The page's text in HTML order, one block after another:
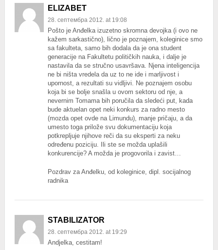
ELIZABET
28. септембра 2012. at 19:08
Pošto je Anđelka izuzetno skromna devojka (i ovo ne
kažem sarkastično), lično je poznajem, koleginice smo
sa fakulteta, samo bih dodala da je ona student
generacije na Fakultetu političkih nauka, i dalje je
nastavila da se stručno usavršava. Njena inteligencija
ne bi ništa vredela da uz to ne ide i marljivost i
upornost, a rezultati su vidljivi. Ne poznajem osobu
koja bi se bolje snašla u ovom sektoru od nje, a
nevernim Tomama bih poručila da sledeći put, kada
bude aktuelan opet neki konkurs za radno mesto
(mozda opet ovde na Limundu), manje pričaju, a da
umesto toga prilože svu dokumentaciju koja
potkrepljuje njihove reči da su eksperti za neku
određenu poziciju. Ili ste se možda uplašili
konkurencije? A možda je progovorila i zavist…
Pozdrav za Anđelku, od koleginice, dipl. socijalnog
radnika
STABILIZATOR
28. септембра 2012. at 19:29
Andjelka, cestitam!